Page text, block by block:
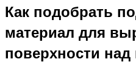
Как подобрать
материал для
поверхности над